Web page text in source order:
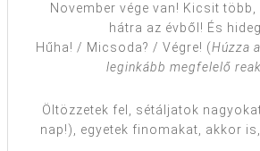
November vége van! Kicsit több,
hátra az évből! És
Hűha! / Micsoda? / Végre! (Húzza
leginkább megfelelő
Öltözzetek fel, sétáljatok
nap!), egyetek finomakat, akkor